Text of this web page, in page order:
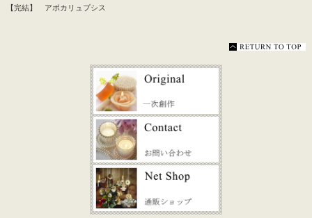
【完結】 アポカリュプシス